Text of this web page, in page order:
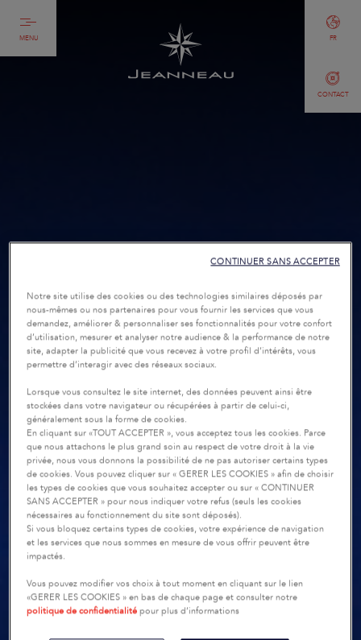
MENU
CONTACT
FR
Notre site utilise des cookies ou des technologies similaires déposés par
nous-mêmes ou nos partenaires pour vous fournir les services que vous
demandez, améliorer & personnaliser ses fonctionnalités pour votre confort
d’utilisation, mesurer et analyser notre audience & la performance de notre
site, adapter la publicité que vous recevez à votre profil d’intérêts, vous
permettre d’interagir avec des réseaux sociaux.
Lorsque vous consultez le site internet, des données peuvent ainsi être
stockées dans votre navigateur ou récupérées à partir de celui-ci,
généralement sous la forme de cookies.
En cliquant sur «TOUT ACCEPTER », vous acceptez tous les cookies. Parce
que nous attachons le plus grand soin au respect de votre droit à la vie
privée, nous vous donnons la possibilité de ne pas autoriser certains types
de cookies. Vous pouvez cliquer sur « GERER LES COOKIES » afin de choisir
les types de cookies que vous souhaitez accepter ou sur « CONTINUER
SANS ACCEPTER » pour nous indiquer votre refus (seuls les cookies
nécessaires au fonctionnement du site sont déposés).
Si vous bloquez certains types de cookies, votre expérience de navigation
et les services que nous sommes en mesure de vous offrir peuvent être
impactés.
Vous pouvez modifier vos choix à tout moment en cliquant sur le lien
«GERER LES COOKIES » en bas de chaque page et consulter notre
politique de confidentialité pour plus d’informations
CONTINUER SANS ACCEPTER